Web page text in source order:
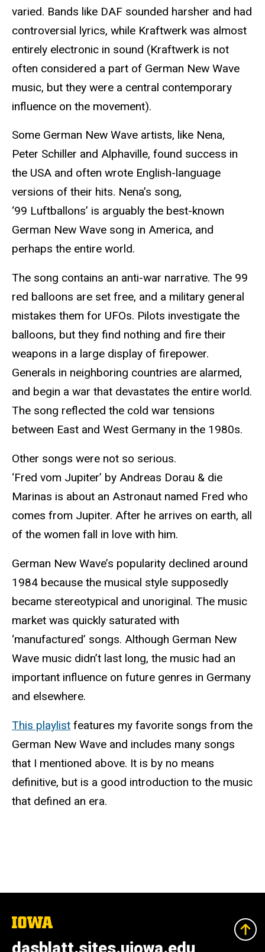
varied. Bands like DAF sounded harsher and had
controversial lyrics, while Kraftwerk was almost
entirely electronic in sound (Kraftwerk is not
often considered a part of German New Wave
music, but they were a central contemporary
influence on the movement).
Some German New Wave artists, like Nena,
Peter Schiller and Alphaville, found success in
the USA and often wrote English-language
versions of their hits. Nena’s song,
‘99 Luftballons’ is arguably the best-known
German New Wave song in America, and
perhaps the entire world.
The song contains an anti-war narrative. The 99
red balloons are set free, and a military general
mistakes them for UFOs. Pilots investigate the
balloons, but they find nothing and fire their
weapons in a large display of firepower.
Generals in neighboring countries are alarmed,
and begin a war that devastates the entire world.
The song reflected the cold war tensions
between East and West Germany in the 1980s.
Other songs were not so serious.
‘Fred vom Jupiter’ by Andreas Dorau & die
Marinas is about an Astronaut named Fred who
comes from Jupiter. After he arrives on earth, all
of the women fall in love with him.
German New Wave’s popularity declined around
1984 because the musical style supposedly
became stereotypical and unoriginal. The music
market was quickly saturated with
‘manufactured’ songs. Although German New
Wave music didn’t last long, the music had an
important influence on future genres in Germany
and elsewhere.
This playlist features my favorite songs from the
German New Wave and includes many songs
that I mentioned above. It is by no means
definitive, but is a good introduction to the music
that defined an era.
The
of